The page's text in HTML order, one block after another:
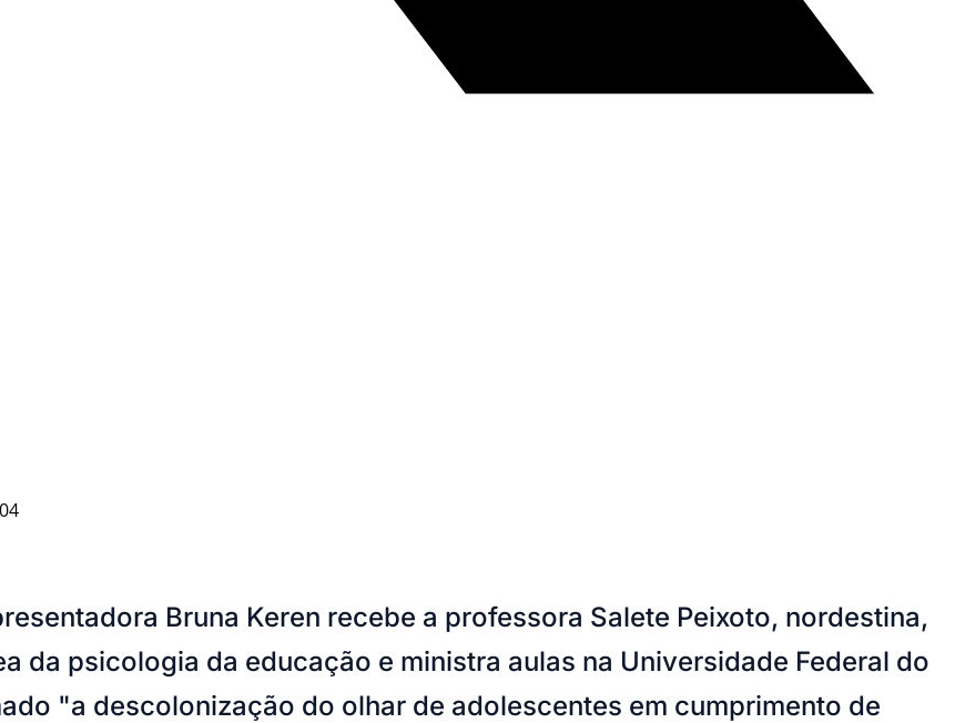
Bruna Keren recebe a professora Salete Peixoto, nordestina,
da psicologia da educação e ministra aulas na Universidade Federal do
"a descolonização do olhar de adolescentes em cumprimento de